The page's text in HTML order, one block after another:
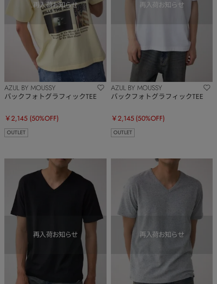
AZUL BY MOUSSY
バックフォトグラフィックTEE
￥2,145 (50%OFF)
OUTLET
AZUL BY MOUSSY
バックフォトグラフィックTEE
￥2,145 (50%OFF)
OUTLET